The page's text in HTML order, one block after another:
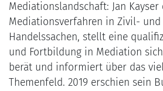
Mediationslandschaft: Jan
Mediationsverfahren in Zivil- und
Handelssachen, stellt eine
und Fortbildung in Mediation
berät und informiert über das
Themenfeld. 2019 erschien sein